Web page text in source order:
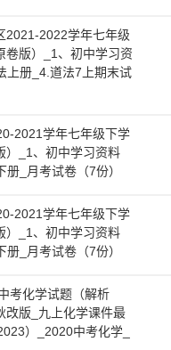
2021-2022学年七年级
卷版）_1、初中学习资
上册_4.道法7上期末试
2021学年七年级下学
）_1、初中学习资料
册_月考试卷（7份）
2021学年七年级下学
）_1、初中学习资料
册_月考试卷（7份）
考化学试题（解析
改版_九上化学课件最
）_2020中考化学_